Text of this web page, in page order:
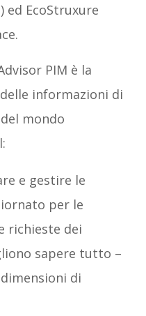
ed EcoStruxure
PIM è la
informazioni di
mondo
e gestire le
per le
richieste dei
sapere tutto –
di